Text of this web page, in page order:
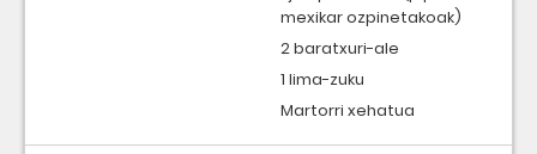
mexikar ozpinetakoak)
2 baratxuri-ale
1 lima-zuku
Martorri xehatua